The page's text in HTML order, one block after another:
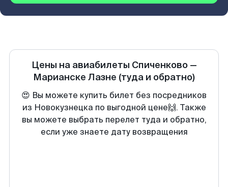
Цены на авиабилеты Спиченково—
Марианске Лазне (туда и обратно)
😍 Вы можете купить билет без посредников
из Новокузнецка по выгодной цене🙌. Также
вы можете выбрать перелет туда и обратно,
если уже знаете дату возвращения